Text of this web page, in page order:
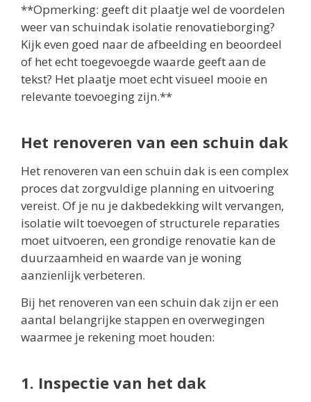
**Opmerking: geeft dit plaatje wel de voordelen
weer van schuindak isolatie renovatieborging?
Kijk even goed naar de afbeelding en beoordeel
of het echt toegevoegde waarde geeft aan de
tekst? Het plaatje moet echt visueel mooie en
relevante toevoeging zijn.**
Het renoveren van een schuin dak
Het renoveren van een schuin dak is een complex
proces dat zorgvuldige planning en uitvoering
vereist. Of je nu je dakbedekking wilt vervangen,
isolatie wilt toevoegen of structurele reparaties
moet uitvoeren, een grondige renovatie kan de
duurzaamheid en waarde van je woning
aanzienlijk verbeteren.
Bij het renoveren van een schuin dak zijn er een
aantal belangrijke stappen en overwegingen
waarmee je rekening moet houden:
1. Inspectie van het dak